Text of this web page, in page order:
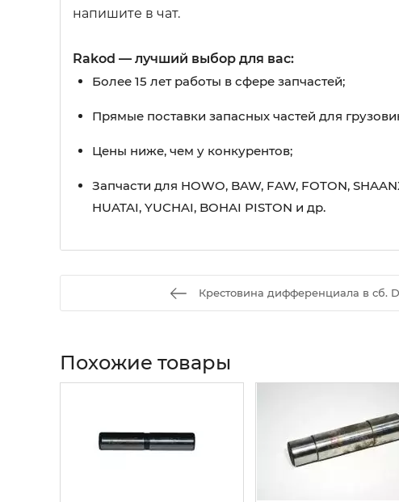
напишите в чат.
Rakod — лучший выбор для вас:
Более 15 лет работы в сфере запчастей;
Прямые поставки запасных частей для
Цены ниже, чем у конкурентов;
Запчасти для HOWO, BAW, FAW, FOTON,
HUATAI, YUCHAI, BOHAI PISTON и др.
Крестовина дифференциала в сб.
Похожие товары